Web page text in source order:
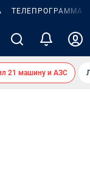
ТЕЛЕПРОГРАММА
21 машину и АЗС